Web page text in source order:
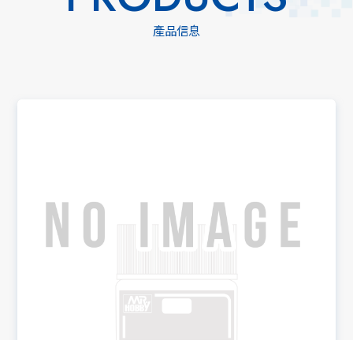
產品信息